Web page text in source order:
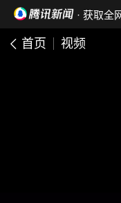
· 获取全
首页 视频